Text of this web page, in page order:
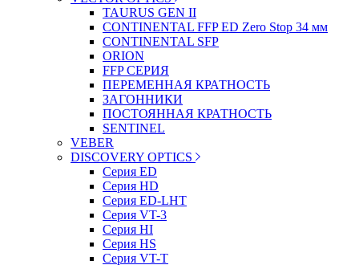
TAURUS GEN II
CONTINENTAL FFP ED Zero Stop 34 мм
CONTINENTAL SFP
ORION
FFP СЕРИЯ
ПЕРЕМЕННАЯ КРАТНОСТЬ
ЗАГОННИКИ
ПОСТОЯННАЯ КРАТНОСТЬ
SENTINEL
VEBER
DISCOVERY OPTICS
Серия ED
Серия HD
Серия ED-LHT
Серия VT-3
Серия HI
Серия HS
Серия VT-T